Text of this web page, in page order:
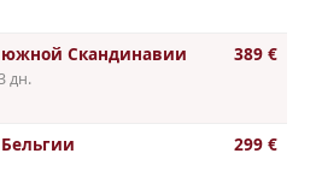
Скандинавии
дн.
389 €
299 €